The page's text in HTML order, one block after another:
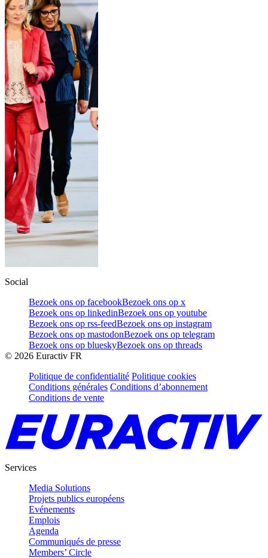
Social
Bezoek ons op facebookBezoek ons op x
Bezoek ons op linkedinBezoek ons op youtube
Bezoek ons op rss-feedBezoek ons op instagram
Bezoek ons op mastodonBezoek ons op telegram
Bezoek ons op blueskyBezoek ons op threads
© 2026 Euractiv FR
Politique de confidentialité Politique cookies
Conditions générales Conditions d’abonnement
Conditions de vente
Services
Media Solutions
Projets publics européens
Evénements
Emplois
Agenda
Communiqués de presse
Members’ Circle